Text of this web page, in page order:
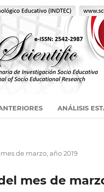
ANÁLISIS
de marzo, año 2019
mes de